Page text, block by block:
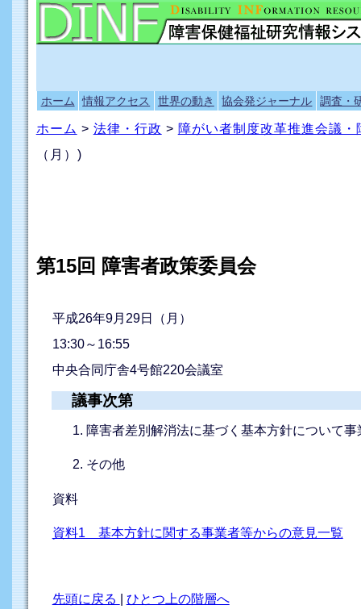
ホーム 情報アクセス 世界の動き 協会発ジャーナル 調査・
ホーム > 法律・行政 > 障がい者制度改革推進会議・
（月）)
第15回 障害者政策委員会
平成26年9月29日（月）
13:30～16:55
中央合同庁舎4号館220会議室
議事次第
障害者差別解消法に基づく基本方針について
その他
資料
資料1 基本方針に関する事業者等からの意見一覧
先頭に戻る ひとつ上の階層へ